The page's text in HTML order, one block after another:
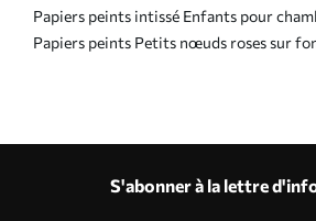
Papiers peints intissé Enfants pour
Papiers peints Petits nœuds roses sur
S'abonner à la lettre